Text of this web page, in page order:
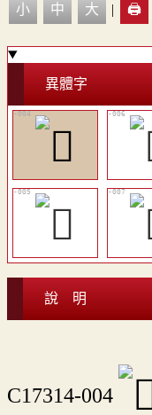
小 中 大 | 🖨️
異體字
說 明
C17314-004